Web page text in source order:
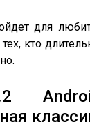
для
кто